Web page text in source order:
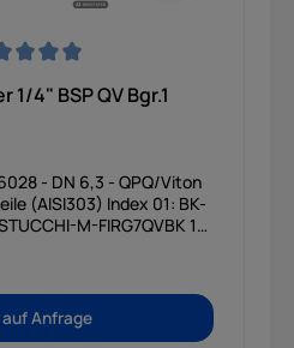
1/4" BSP QV Bgr.1
- DN 6,3 - QPQ/Viton
(AISI303) Index 01: BK-
Anfrage